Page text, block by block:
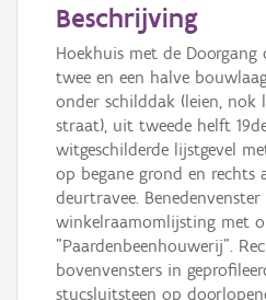
Beschrijving
Hoekhuis met de Doorgang
twee en een halve
onder schilddak (leien, nok
straat), uit tweede helft
witgeschilderde lijstgevel
op begane grond en rechts
deurtravee.
winkelraamomlijsting met
"Paardenbeenhouwerij".
bovenvensters in
stucsluitsteen op